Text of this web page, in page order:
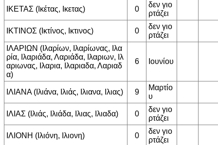
ΙΚΕΤΑΣ (Ικέτας, Ικετας) 0
δεν γιο
ρτάζει
ΙΚΤΙΝΟΣ (Ικτίνος, Ικτινος) 0
δεν γιο
ρτάζει
ΙΛΑΡΙΩΝ (Ιλαρίων, Ιλαρίωνας, Ιλα
ρία, Ιλαριάδα, Λαριάδα, Ιλαριων, Ιλ
αριωνας, Ιλαρια, Ιλαριαδα, Λαριαδ
α)
6 Ιουνίου
ΙΛΙΑΝΑ (Ιλιάνα, Ιλιάς, Ιλιανα, Ιλιας) 9
Μαρτίο
υ
ΙΛΙΑΣ (Ιλιάς, Ιλιάδα, Ιλιας, Ιλιαδα) 0
δεν γιο
ρτάζει
ΙΛΙΟΝΗ (Ιλιόνη, Ιλιονη) 0
δεν γιο
ρτάζει